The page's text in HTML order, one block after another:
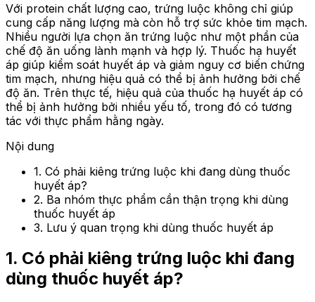
Với protein chất lượng cao, trứng luộc không chỉ giúp
cung cấp năng lượng mà còn hỗ trợ sức khỏe tim mạch.
Nhiều người lựa chọn ăn trứng luộc như một phần của
chế độ ăn uống lành mạnh và hợp lý. Thuốc hạ huyết
áp giúp kiểm soát huyết áp và giảm nguy cơ biến chứng
tim mạch, nhưng hiệu quả có thể bị ảnh hưởng bởi chế
độ ăn. Trên thực tế, hiệu quả của thuốc hạ huyết áp có
thể bị ảnh hưởng bởi nhiều yếu tố, trong đó có tương
tác với thực phẩm hằng ngày.
Nội dung
1. Có phải kiêng trứng luộc khi đang dùng thuốc
huyết áp?
2. Ba nhóm thực phẩm cần thận trọng khi dùng
thuốc huyết áp
3. Lưu ý quan trọng khi dùng thuốc huyết áp
1. Có phải kiêng trứng luộc khi đang
dùng thuốc huyết áp?